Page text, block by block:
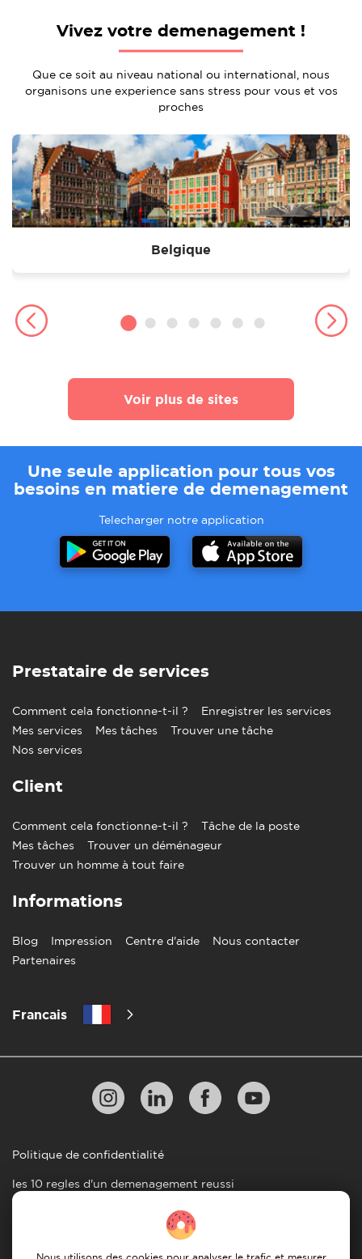
Vivez votre demenagement !
Que ce soit au niveau national ou international, nous
organisons une experience sans stress pour vous et vos
proches
Voir plus de sites
Belgique
Une seule application pour tous vos
besoins en matiere de demenagement
Telecharger notre application
Prestataire de services
Comment cela fonctionne-t-il ?
Enregistrer les services
Mes services
Mes tâches
Trouver une tâche
Nos services
Client
Comment cela fonctionne-t-il ?
Tâche de la poste
Mes tâches
Trouver un déménageur
Trouver un homme à tout faire
Informations
Blog Impression Centre d'aide
Nous contacter
Partenaires
Francais
Politique de confidentialité
les 10 regles d'un demenagement reussi
Lignes directrices en matiere de paiement
Conditions générales d'utilisation